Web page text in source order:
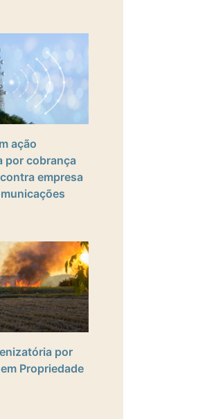
ação
por cobrança
empresa
por
Propriedade